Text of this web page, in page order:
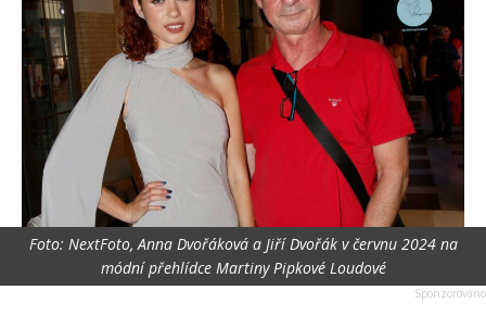
Foto: NextFoto, Anna Dvořáková a Jiří Dvořák v červnu 2024 na
módní přehlídce Martiny Pipkové Loudové